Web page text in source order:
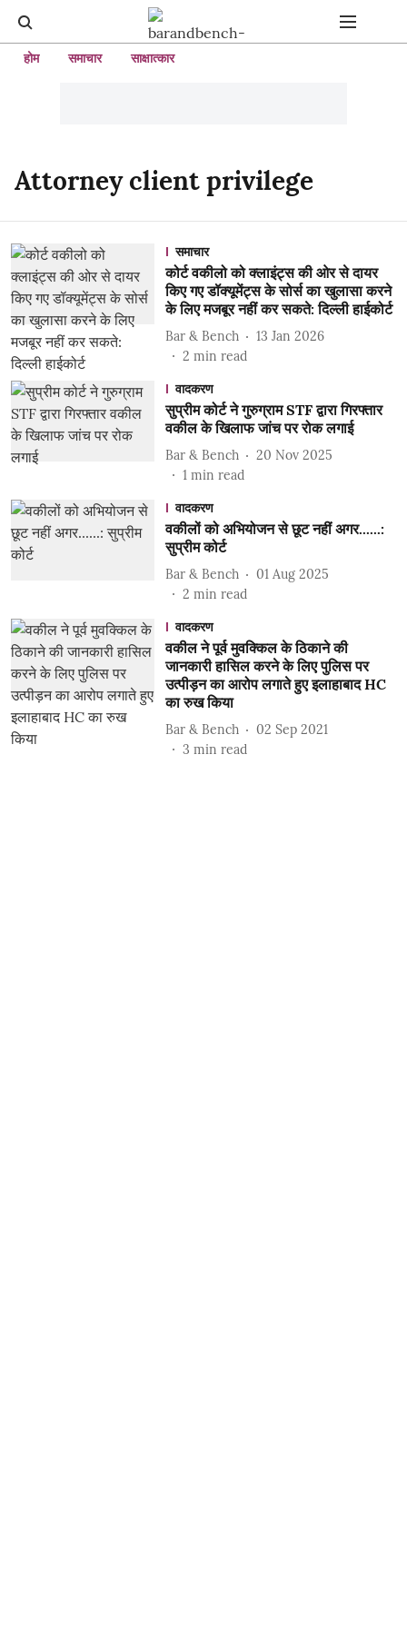
होम समाचार साक्षात्कार
Attorney client privilege
समाचार
कोर्ट वकीलो को क्लाइंट्स की ओर से दायर
किए गए डॉक्यूमेंट्स के सोर्स का खुलासा करने
के लिए मजबूर नहीं कर सकते: दिल्ली हाईकोर्ट
Bar & Bench
13 Jan 2026
2 min read
वादकरण
सुप्रीम कोर्ट ने गुरुग्राम STF द्वारा गिरफ्तार
वकील के खिलाफ जांच पर रोक लगाई
Bar & Bench
20 Nov 2025
1 min read
वादकरण
वकीलों को अभियोजन से छूट नहीं अगर......:
सुप्रीम कोर्ट
Bar & Bench
01 Aug 2025
2 min read
वादकरण
वकील ने पूर्व मुवक्किल के ठिकाने की
जानकारी हासिल करने के लिए पुलिस पर
उत्पीड़न का आरोप लगाते हुए इलाहाबाद HC
का रुख किया
Bar & Bench
02 Sep 2021
3 min read